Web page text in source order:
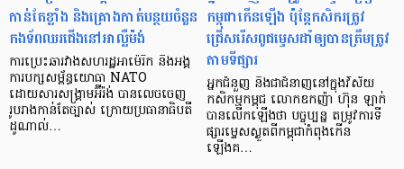
កាន់តែខ្លាំង និងគ្រោងកាត់បន្ថយចំនួន
កងទ័ពឈរជើងនៅអាល្លឺម៉ង់
ការប្រេះឆារវាងសហរដ្ឋអាម៉េរិក និងអង្គ
ការបក្សសម្ព័ន្ធយោធា NATO
ដោយសារសង្គ្រាមអ៊ីរ៉ង់ បានលេចចេញ
រូបរាងកាន់តែច្បាស់ ក្រោយប្រធានាធិបតី
ដូណាល់…
កម្ពុជាកើនឡើង ប៉ុន្ដែកសិករត្រូវ
ជ្រើសរើសពូជម្ទេសដាំឲ្យបានត្រឹមត្រូវ
តាមទីផ្សារ
អ្នកជំនួញ និងជាជំនាញនៅក្នុងវិស័យ
កសិកម្មកម្ពុជ លោកឧកញ៉ា ហ៊ុន ឡាក់
បានលើកឡើងថា បច្ចុប្បន្ន តម្រូវការទី
ផ្សារម្ទេសស្ងួតពីកម្ពុជាកំពុងកើន
ឡើងគ…